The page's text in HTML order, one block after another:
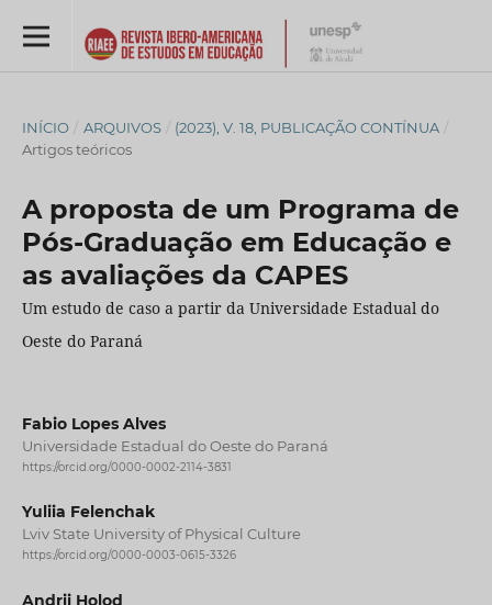
INÍCIO / ARQUIVOS / (2023), V. 18, PUBLICAÇÃO CONTÍNUA /
Artigos teóricos
A proposta de um Programa de
Pós-Graduação em Educação e
as avaliações da CAPES
Um estudo de caso a partir da Universidade Estadual do
Oeste do Paraná
Fabio Lopes Alves
Universidade Estadual do Oeste do Paraná
https://orcid.org/0000-0002-2114-3831
Yuliia Felenchak
Lviv State University of Physical Culture
https://orcid.org/0000-0003-0615-3326
Andrii Holod